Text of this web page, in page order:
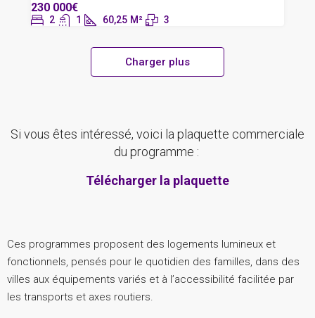
230 000€
2 1 60,25 M² 3
Charger plus
Si vous êtes intéressé, voici la plaquette commerciale
du programme :
Télécharger la plaquette
Ces programmes proposent des logements lumineux et
fonctionnels, pensés pour le quotidien des familles, dans des
villes aux équipements variés et à l’accessibilité facilitée par
les transports et axes routiers.